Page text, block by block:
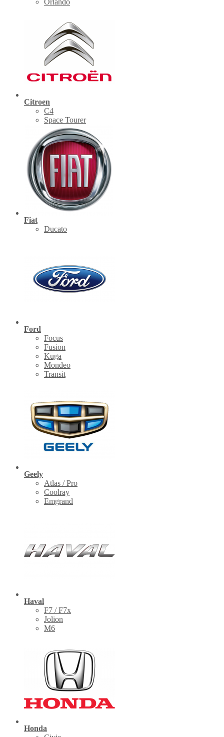
Orlando
Citroen
C4
Space Tourer
Fiat
Ducato
Ford
Focus
Fusion
Kuga
Mondeo
Transit
Geely
Atlas / Pro
Coolray
Emgrand
Haval
F7 / F7x
Jolion
M6
Honda